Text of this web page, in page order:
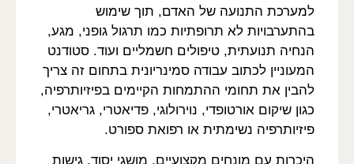
למערכת התנועה של האדם, תוך שימוש
בהתערבויות לא תרופתיות כמו תרגול גופני, מגע,
הנחיה תנועתית, טיפולים חשמליים ועוד. סטודנט
המעוניין לכתוב עבודה סמינריונית בתחום זה צריך
להבין את תחומי ההתמחות הקיימים בפיזיותרפיה,
כגון שיקום אורטופדי, נוירולוגי, פדיאטרי, גריאטרי,
פיזיותרפיה נשימתית או רפואת ספורט.
היכרות עם מונחים מקצועיים, מושגי יסוד, גישות